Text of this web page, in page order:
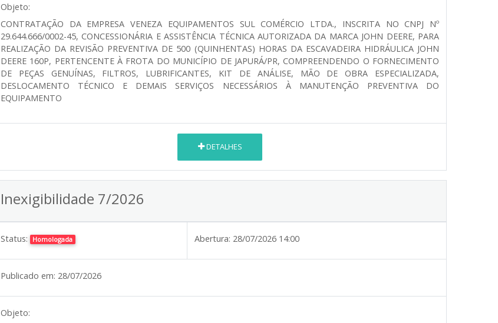
Objeto:
CONTRATAÇÃO DA EMPRESA VENEZA EQUIPAMENTOS SUL COMÉRCIO LTDA., INSCRITA NO CNPJ Nº
29.644.666/0002-45, CONCESSIONÁRIA E ASSISTÊNCIA TÉCNICA AUTORIZADA DA MARCA JOHN DEERE, PARA
REALIZAÇÃO DA REVISÃO PREVENTIVA DE 500 (QUINHENTAS) HORAS DA ESCAVADEIRA HIDRÁULICA JOHN
DEERE 160P, PERTENCENTE À FROTA DO MUNICÍPIO DE JAPURÁ/PR, COMPREENDENDO O FORNECIMENTO
DE PEÇAS GENUÍNAS, FILTROS, LUBRIFICANTES, KIT DE ANÁLISE, MÃO DE OBRA ESPECIALIZADA,
DESLOCAMENTO TÉCNICO E DEMAIS SERVIÇOS NECESSÁRIOS À MANUTENÇÃO PREVENTIVA DO
EQUIPAMENTO
DETALHES
Inexigibilidade 7/2026
Status: Homologada Abertura: 28/07/2026 14:00
Publicado em: 28/07/2026
Objeto: